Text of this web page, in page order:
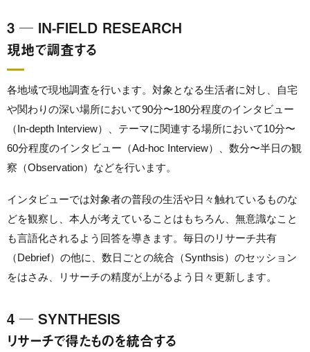
3 ─ IN-FIELD RESEARCH
現地で調査する
各地域で現地調査を行います。対象となる生活者に対し、自宅
や関わりの深い場所において90分〜180分程度のインタビュー
（In-depth Interview）、テーマに関連する場所において10分〜
60分程度のインタビュー（Ad-hoc Interview）、数分〜半日の観
察（Observation）などを行います。
インタビューでは対象者の普段の生活や日々触れているものな
どを観察し、本人が考えていることはもちろん、無意識なこと
も言語化されるよう回答を導きます。毎日のリサーチ共有
（Debrief）の他に、数日ごとの統合（Synthsis）のセッション
をはさみ、リサーチの精度が上がるよう日々更新します。
4 ─ SYNTHESIS
リサーチで得たものを統合する